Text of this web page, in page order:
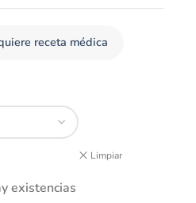
receta médica
Limpiar
existencias